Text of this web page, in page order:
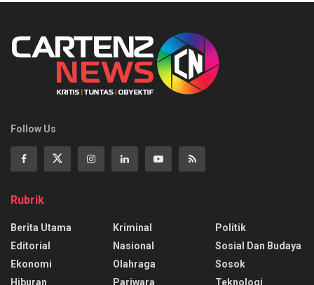
Follow Us
Rubrik
Berita Utama
Editorial
Ekonomi
Hiburan
Kriminal
Nasional
Olahraga
Pariwara
Politik
Sosial Dan Budaya
Sosok
Teknologi